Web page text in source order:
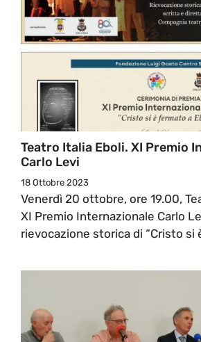
Teatro Italia Eboli. XI Premio
Carlo Levi
18 Ottobre 2023
Venerdì 20 ottobre, ore 19.00,
XI Premio Internazionale Carlo
rievocazione storica di “Cristo si